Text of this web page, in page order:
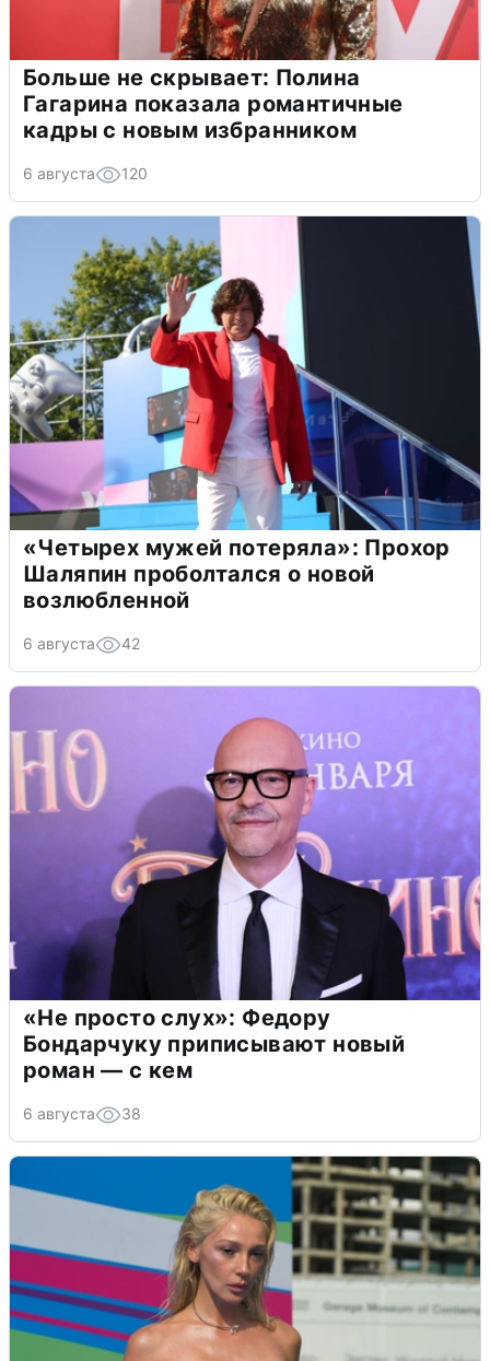
Больше не скрывает: Полина
Гагарина показала романтичные
кадры с новым избранником
6 августа 120
«Четырех мужей потеряла»: Прохор
Шаляпин проболтался о новой
возлюбленной
6 августа 42
«Не просто слух»: Федору
Бондарчуку приписывают новый
роман — с кем
6 августа 38